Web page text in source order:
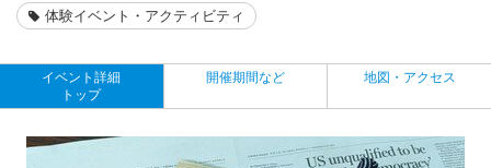
体験イベント・アクティビティ
イベント詳細
トップ
開催期間など 地図・アクセス